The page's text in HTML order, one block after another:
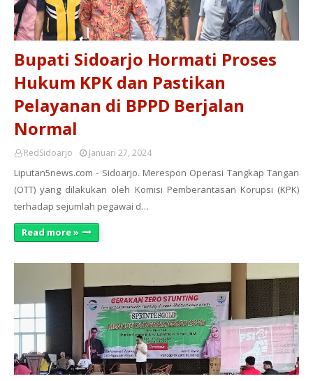
Bupati Sidoarjo Hormati Proses
Hukum KPK dan Pastikan
Pelayanan di BPPD Berjalan
Normal
RedSidoarjo Januari 27, 2024
Liputan5news.com - Sidoarjo. Merespon Operasi Tangkap Tangan
(OTT) yang dilakukan oleh Komisi Pemberantasan Korupsi (KPK)
terhadap sejumlah pegawai d…
Read more »